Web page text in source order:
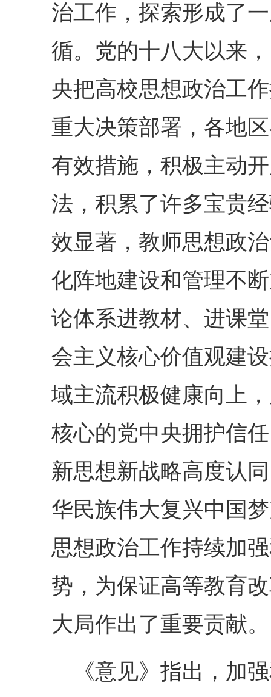
治工作，探索形成了
循。党的十八大以来
央把高校思想政治工
重大决策部署，各地
有效措施，积极主动
法，积累了许多宝贵
效显著，教师思想政
化阵地建设和管理不
论体系进教材、进课
会主义核心价值观建
域主流积极健康向上
核心的党中央拥护信
新思想新战略高度认
华民族伟大复兴中国
思想政治工作持续加
势，为保证高等教育
大局作出了重要贡献。
《意见》指出，加